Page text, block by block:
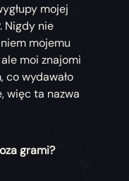
mojej
Nigdy nie
mojemu
moi znajomi
co wydawało
więc ta nazwa
grami?